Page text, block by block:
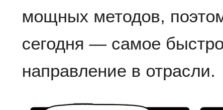
мощных методов,
сегодня — самое
направление в отрасли.